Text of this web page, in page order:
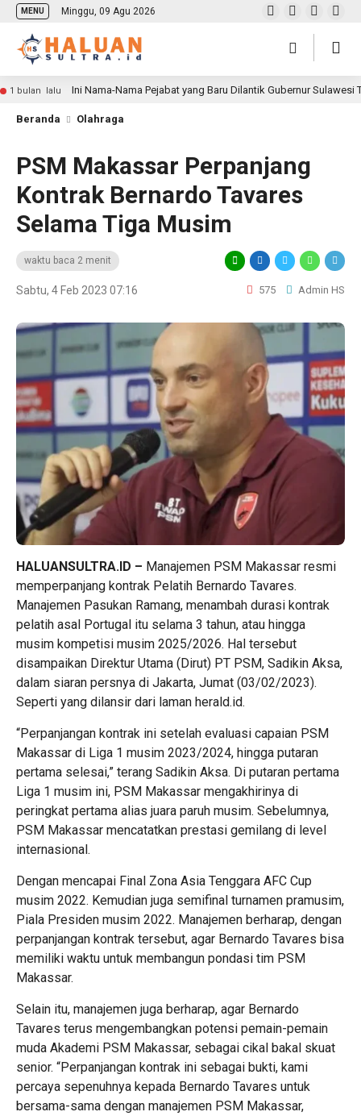
MENU Minggu, 09 Agu 2026
1 bulan lalu Ini Nama-Nama Pejabat yang Baru Dilantik Gubernur Sulawesi
Beranda Olahraga
PSM Makassar Perpanjang
Kontrak Bernardo Tavares
Selama Tiga Musim
waktu baca 2 menit
Sabtu, 4 Feb 2023 07:16 575 Admin HS
HALUANSULTRA.ID – Manajemen PSM Makassar resmi
memperpanjang kontrak Pelatih Bernardo Tavares.
Manajemen Pasukan Ramang, menambah durasi kontrak
pelatih asal Portugal itu selama 3 tahun, atau hingga
musim kompetisi musim 2025/2026. Hal tersebut
disampaikan Direktur Utama (Dirut) PT PSM, Sadikin Aksa,
dalam siaran persnya di Jakarta, Jumat (03/02/2023).
Seperti yang dilansir dari laman herald.id.
“Perpanjangan kontrak ini setelah evaluasi capaian PSM
Makassar di Liga 1 musim 2023/2024, hingga putaran
pertama selesai,” terang Sadikin Aksa. Di putaran pertama
Liga 1 musim ini, PSM Makassar mengakhirinya di
peringkat pertama alias juara paruh musim. Sebelumnya,
PSM Makassar mencatatkan prestasi gemilang di level
internasional.
Dengan mencapai Final Zona Asia Tenggara AFC Cup
musim 2022. Kemudian juga semifinal turnamen pramusim,
Piala Presiden musim 2022. Manajemen berharap, dengan
perpanjangan kontrak tersebut, agar Bernardo Tavares bisa
memiliki waktu untuk membangun pondasi tim PSM
Makassar.
Selain itu, manajemen juga berharap, agar Bernardo
Tavares terus mengembangkan potensi pemain-pemain
muda Akademi PSM Makassar, sebagai cikal bakal skuat
senior. “Perpanjangan kontrak ini sebagai bukti, kami
percaya sepenuhnya kepada Bernardo Tavares untuk
bersama-sama dengan manajemen PSM Makassar,